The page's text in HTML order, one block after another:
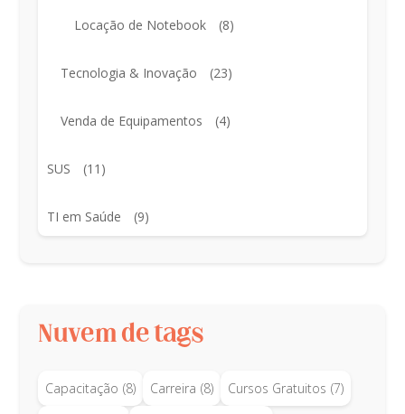
Locação de Notebook (8)
Tecnologia & Inovação (23)
Venda de Equipamentos (4)
SUS (11)
TI em Saúde (9)
Nuvem de tags
Capacitação (8) Carreira (8) Cursos Gratuitos (7)